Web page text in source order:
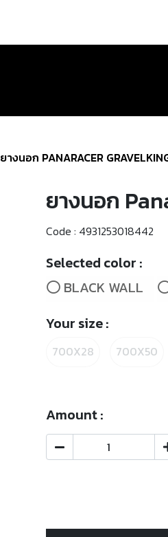
ยางนอก PANARACER
ยางนอก
Code : 4931253018442
Selected color :
BLACK WALL
Your size :
700X28 700X50
Amount :